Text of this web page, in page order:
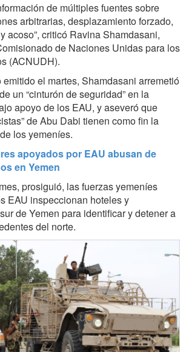
de múltiples fuentes sobre
arbitrarias, desplazamiento forzado,
acoso”, criticó Ravina Shamdasani,
de Naciones Unidas para los
(ACNUDH).
el martes, Shamdasani arremetió
un “cinturón de seguridad” en la
apoyo de los EAU, y aseveró que
de Abu Dabi tienen como fin la
los yemeníes.
apoyados por EAU abusan de
en Yemen
prosiguió, las fuerzas yemeníes
EAU inspeccionan hoteles y
de Yemen para identificar y detener a
del norte.